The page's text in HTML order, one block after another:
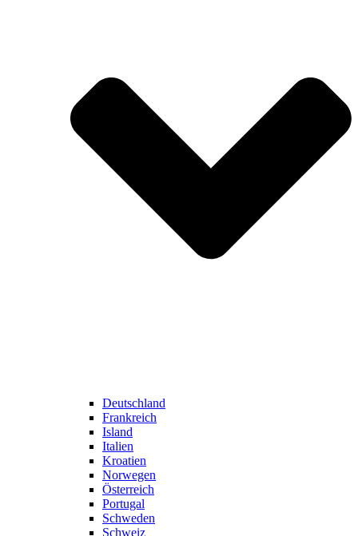
Deutschland
Frankreich
Island
Italien
Kroatien
Norwegen
Österreich
Portugal
Schweden
Schweiz